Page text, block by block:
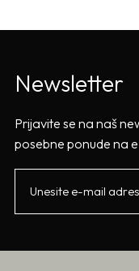
Newsletter
Prijavite se na naš
posebne ponude na